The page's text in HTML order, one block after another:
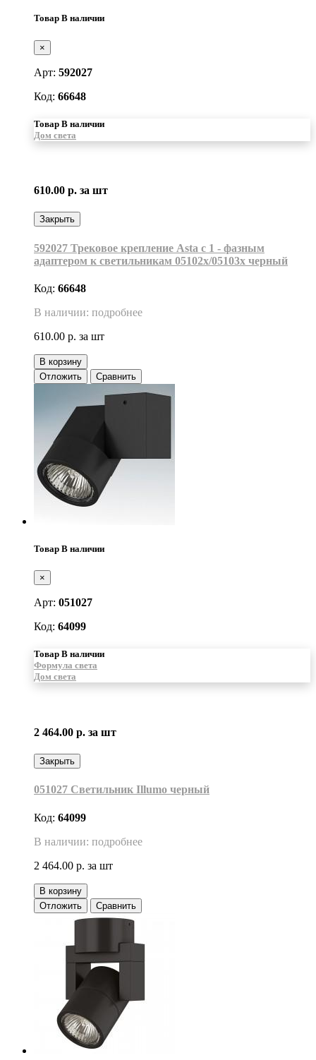
Товар В наличии
×
Арт: 592027
Код: 66648
Товар В наличии
Дом света
610.00 р. за шт
Закрыть
592027 Трековое крепление Asta с 1 - фазным
адаптером к светильникам 05102х/05103х черный
Код: 66648
В наличии: подробнее
610.00 р. за шт
В корзину
Отложить
Сравнить
Товар В наличии
×
Арт: 051027
Код: 64099
Товар В наличии
Формула света
Дом света
2 464.00 р. за шт
Закрыть
051027 Светильник Illumo черный
Код: 64099
В наличии: подробнее
2 464.00 р. за шт
В корзину
Отложить
Сравнить